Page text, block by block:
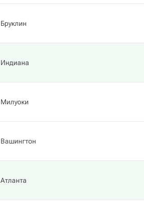
Бруклин
Индиана
Милуоки
Вашингтон
Атланта